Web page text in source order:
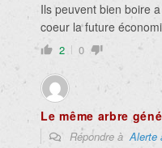
Ils peuvent bien boire
coeur la future
2 0
Le même arbre
Répondre àAlerte